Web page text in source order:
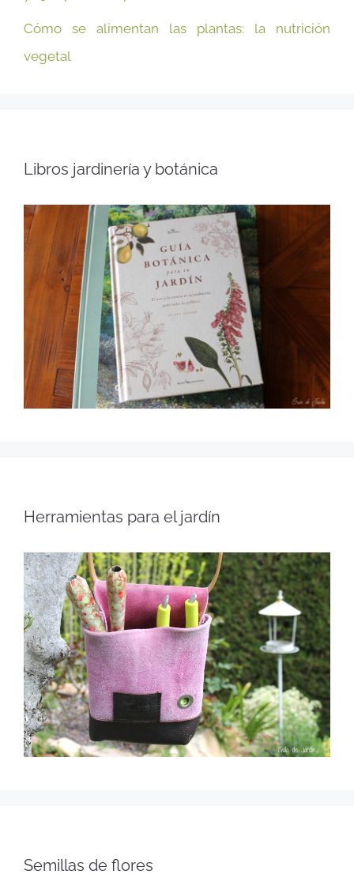
Cómo se alimentan las plantas: la nutrición
vegetal
Libros jardinería y botánica
Herramientas para el jardín
Semillas de flores